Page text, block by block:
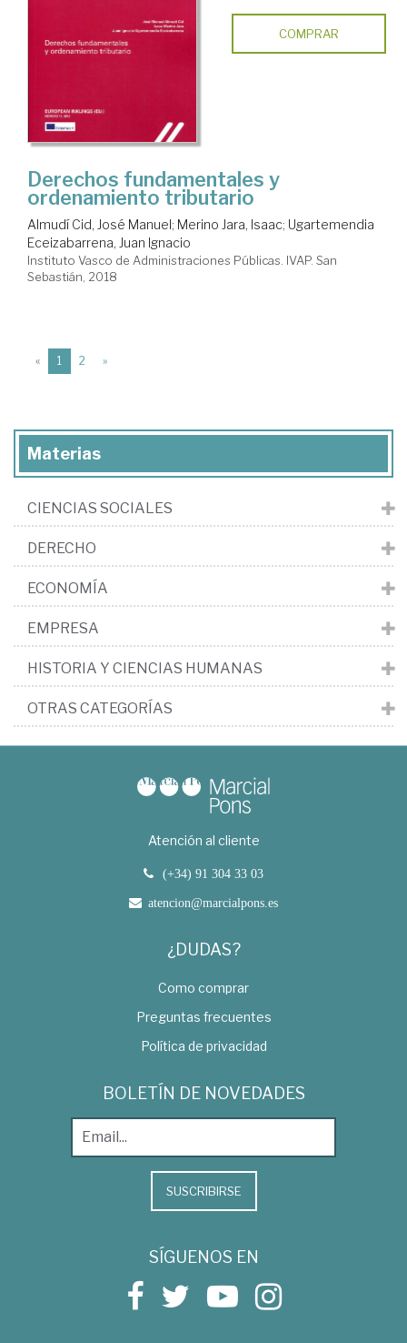
COMPRAR
Derechos fundamentales y
ordenamiento tributario
Almudí Cid, José Manuel; Merino Jara, Isaac; Ugartemendia
Eceizabarrena, Juan Ignacio
Instituto Vasco de Administraciones Públicas. IVAP. San
Sebastián, 2018
« 1 (current)
2 »
Materias
CIENCIAS SOCIALES
DERECHO
ECONOMÍA
EMPRESA
HISTORIA Y CIENCIAS HUMANAS
OTRAS CATEGORÍAS
Atención al cliente
(+34) 91 304 33 03
atencion@marcialpons.es
¿DUDAS?
Como comprar
Preguntas frecuentes
Política de privacidad
BOLETÍN DE NOVEDADES
SUSCRIBIRSE
SÍGUENOS EN